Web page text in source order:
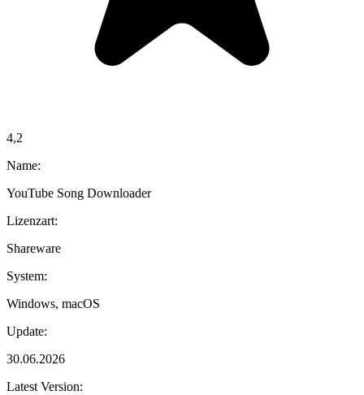
4,2
Name:
YouTube Song Downloader
Lizenzart:
Shareware
System:
Windows, macOS
Update:
30.06.2026
Latest Version: